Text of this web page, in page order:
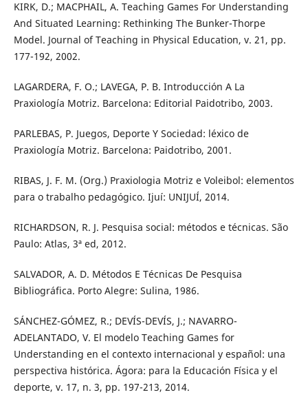
KIRK, D.; MACPHAIL, A. Teaching Games For Understanding
And Situated Learning: Rethinking The Bunker-Thorpe
Model. Journal of Teaching in Physical Education, v. 21, pp.
177-192, 2002.
LAGARDERA, F. O.; LAVEGA, P. B. Introducción A La
Praxiología Motriz. Barcelona: Editorial Paidotribo, 2003.
PARLEBAS, P. Juegos, Deporte Y Sociedad: léxico de
Praxiología Motriz. Barcelona: Paidotribo, 2001.
RIBAS, J. F. M. (Org.) Praxiologia Motriz e Voleibol: elementos
para o trabalho pedagógico. Ijuí: UNIJUÍ, 2014.
RICHARDSON, R. J. Pesquisa social: métodos e técnicas. São
Paulo: Atlas, 3ª ed, 2012.
SALVADOR, A. D. Métodos E Técnicas De Pesquisa
Bibliográfica. Porto Alegre: Sulina, 1986.
SÁNCHEZ-GÓMEZ, R.; DEVÍS-DEVÍS, J.; NAVARRO-
ADELANTADO, V. El modelo Teaching Games for
Understanding en el contexto internacional y español: una
perspectiva histórica. Ágora: para la Educación Física y el
deporte, v. 17, n. 3, pp. 197-213, 2014.